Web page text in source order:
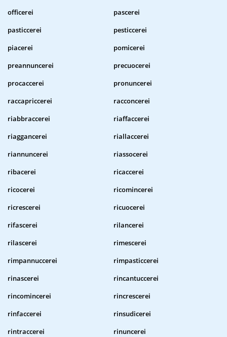
officerei
pascerei
pasticcerei
pesticcerei
piacerei
pomicerei
preannuncerei
precuocerei
procaccerei
pronuncerei
raccapriccerei
racconcerei
riabbraccerei
riaffaccerei
riaggancerei
riallaccerei
riannuncerei
riassocerei
ribacerei
ricaccerei
ricocerei
ricomincerei
ricrescerei
ricuocerei
rifascerei
rilancerei
rilascerei
rimescerei
rimpannuccerei
rimpasticcerei
rinascerei
rincantuccerei
rincomincerei
rincrescerei
rinfaccerei
rinsudicerei
rintraccerei
rinuncerei